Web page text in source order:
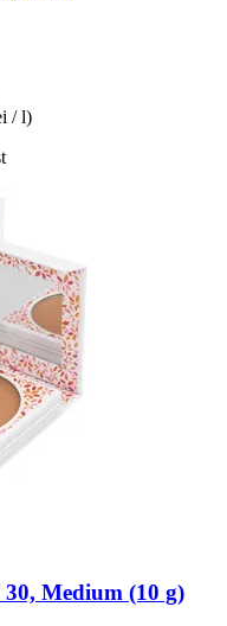
/ l)
30, Medium (10 g)